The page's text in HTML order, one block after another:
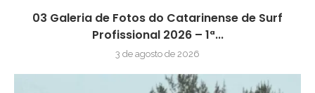
03 Galeria de Fotos do Catarinense de Surf
Profissional 2026 – 1ª...
3 de agosto de 2026